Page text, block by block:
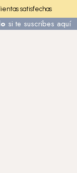
satisfechas
si te suscribes aquí